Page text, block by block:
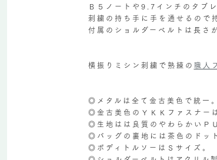
Ｂ５ノートや9.7インチのタブ
刺繍の持ち手に手を通せるので
付属のショルダーベルトは長さ
横振りミシン刺繍で熟練の 職人
◎メタルは全て金古美色で統一
◎金古美色のＹＫＫファスナー
◎生地はは良質のやわらかいＰ
◎バッグの裏地には茶色のドッ
◎ボディトルソーはＳサイズ。